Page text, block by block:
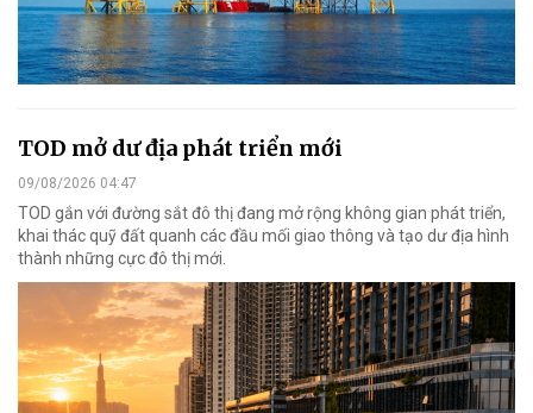
TOD mở dư địa phát triển mới
09/08/2026 04:47
TOD gắn với đường sắt đô thị đang mở rộng không gian phát triển,
khai thác quỹ đất quanh các đầu mối giao thông và tạo dư địa hình
thành những cực đô thị mới.